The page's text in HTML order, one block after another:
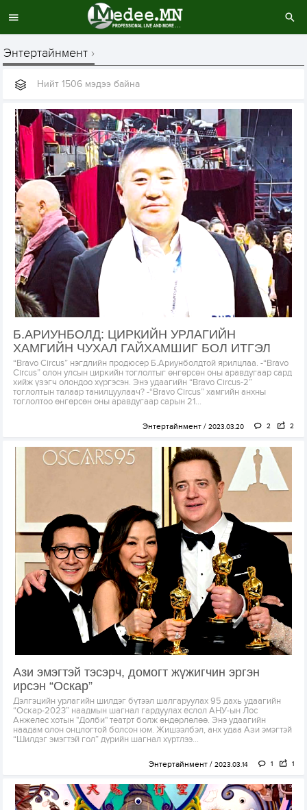
Энтертайнмент
Нийт 1506 мэдээ байна
Б.АРИУНБОЛД: ЦИРКИЙН УРЛАГИЙН
ХАМГИЙН ЧУХАЛ ГАЙХАМШИГ БОЛ ИТГЭЛ
“Bravo Circus” нэгдлийн продюсер Б.Ариунболдтой ярилцлаа. -“Bravo
Circus” олон улсын циркийн тоглолтыг өнгөрсөн оны аравдугаар сард
хийж үзэгч олондоо хүргэсэн. Энэ удаагийн “Bravo Circus-2”
тоглолтын талаар танилцуулаач? -“Bravo Circus” хамгийн анхны
тоглолтоо өнгөрсөн оны аравдугаар сарын 21...
Энтертайнмент 2023.03.20 2 2
Ази эмэгтэй тэсэрч, домогт жүжигчин эргэн
ирсэн “Оскар”
Дэлгэцийн урлагийн шилдэг бүтээл шалгаруулах 95 дахь удаагийн
“Оскар-2023” наадмын шагнал гардуулах ёслол АНУ-ын Лос
Анжелес хотын "Долби" театрт болж өндөрлөлөө. Энэ удаагийн
наадам олон онцлогтой болсон юм. Жишээлбэл, анх удаа Ази эмэгтэй
“Шилдэг эмэгтэй гол” дүрийн шагнал хүртлээ...
Энтертайнмент 2023.03.14 1 1